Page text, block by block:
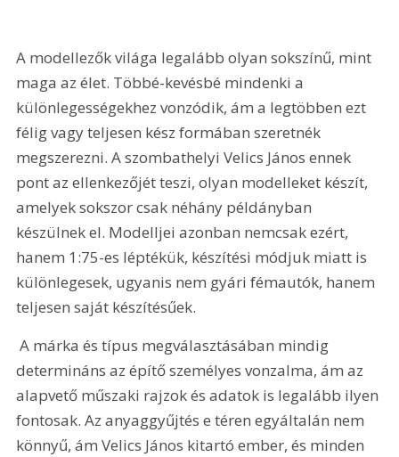
A modellezők világa legalább olyan sokszínű, mint
maga az élet. Többé-kevésbé mindenki a
különlegességekhez vonzódik, ám a legtöbben ezt
félig vagy teljesen kész formában szeretnék
megszerezni. A szombathelyi Velics János ennek
pont az ellenkezőjét teszi, olyan modelleket készít,
amelyek sokszor csak néhány példányban
készülnek el. Modelljei azonban nemcsak ezért,
hanem 1:75-es léptékük, készítési módjuk miatt is
különlegesek, ugyanis nem gyári fémautók, hanem
teljesen saját készítésűek.
A márka és típus megválasztásában mindig
determináns az építő személyes vonzalma, ám az
alapvető műszaki rajzok és adatok is legalább ilyen
fontosak. Az anyaggyűjtés e téren egyáltalán nem
könnyű, ám Velics János kitartó ember, és minden